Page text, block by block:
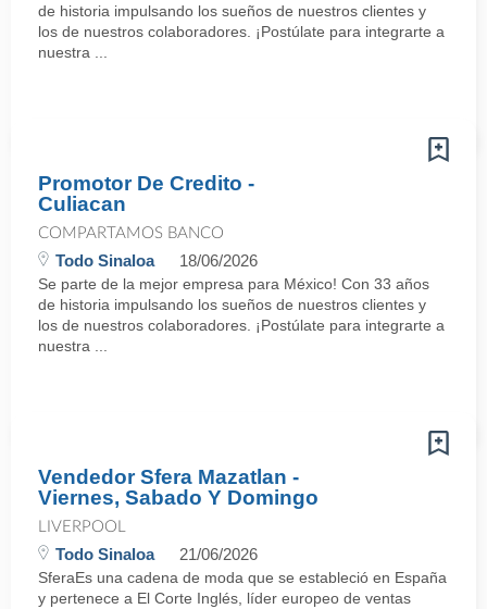
de historia impulsando los sueños de nuestros clientes y
los de nuestros colaboradores. ¡Postúlate para integrarte a
nuestra ...
Promotor De Credito -
Culiacan
COMPARTAMOS BANCO
Todo Sinaloa 18/06/2026
Se parte de la mejor empresa para México! Con 33 años
de historia impulsando los sueños de nuestros clientes y
los de nuestros colaboradores. ¡Postúlate para integrarte a
nuestra ...
Vendedor Sfera Mazatlan -
Viernes, Sabado Y Domingo
LIVERPOOL
Todo Sinaloa 21/06/2026
SferaEs una cadena de moda que se estableció en España
y pertenece a El Corte Inglés, líder europeo de ventas